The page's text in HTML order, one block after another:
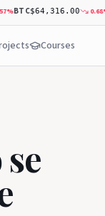
$64,316.00 0.68%ADA
Courses